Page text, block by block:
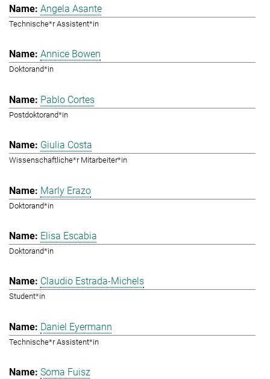
Angela Asante
Technische*r Assistent*in
Annice Bowen
Doktorand*in
Pablo Cortes
Postdoktorand*in
Giulia Costa
Wissenschaftliche*r Mitarbeiter*in
Marly Erazo
Doktorand*in
Elisa Escabia
Doktorand*in
Claudio Estrada-Michels
Student*in
Daniel Eyermann
Technische*r Assistent*in
Soma Fuisz